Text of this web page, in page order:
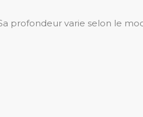
profondeur varie selon